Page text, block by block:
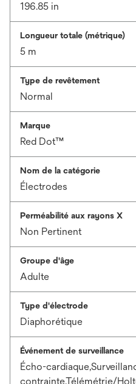
196.85 in
Longueur totale (métrique)
5 m
Type de revêtement
Normal
Marque
Red Dot™
Nom de la catégorie
Électrodes
Perméabilité aux rayons X
Non Pertinent
Groupe d'âge
Adulte
Type d'électrode
Diaphorétique
Événement de surveillance
Écho-
contrainte,Télémétrie/